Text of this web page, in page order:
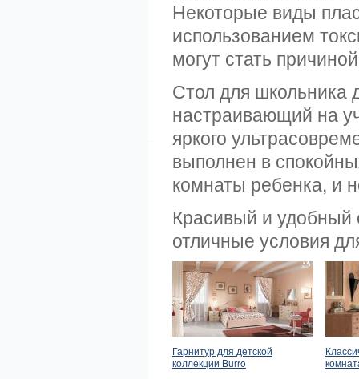
Некоторые виды
использованием
могут стать
Стол для школьника
настраивающий на
яркого
выполнен в
комнаты ребенка, и
Красивый и удобный
отличные условия
Гарнитур для детской
коллекции Burro